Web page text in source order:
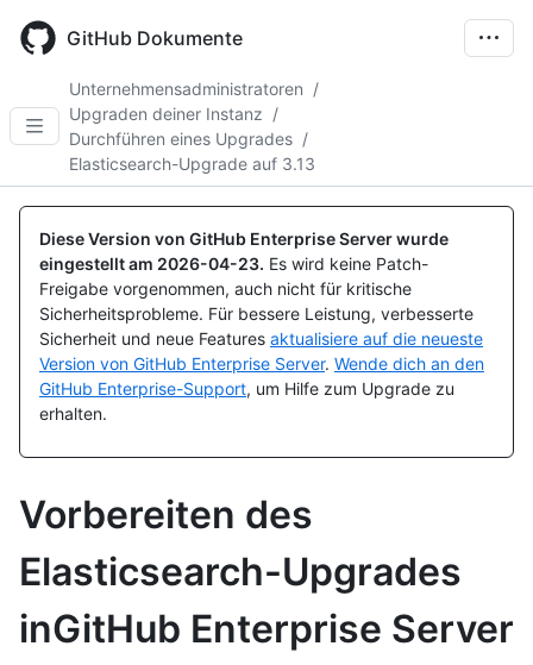
main
GitHub Dokumente
Unternehmensadministratoren /
Upgraden deiner Instanz /
Durchführen eines Upgrades /
Elasticsearch-Upgrade auf 3.13
Diese Version von GitHub Enterprise Server wurde
eingestellt am 2026-04-23. Es wird keine Patch-
Freigabe vorgenommen, auch nicht für kritische
Sicherheitsprobleme. Für bessere Leistung, verbesserte
Sicherheit und neue Features aktualisiere auf die neueste
Version von GitHub Enterprise Server. Wende dich an den
GitHub Enterprise-Support, um Hilfe zum Upgrade zu
erhalten.
Vorbereiten des
Elasticsearch-Upgrades
inGitHub Enterprise Server